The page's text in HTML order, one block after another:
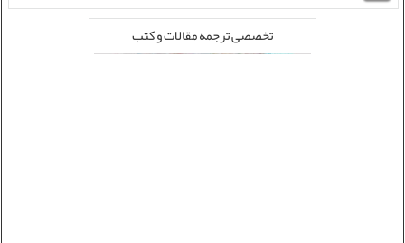
تخصصی ترجمه مقالات و کتب